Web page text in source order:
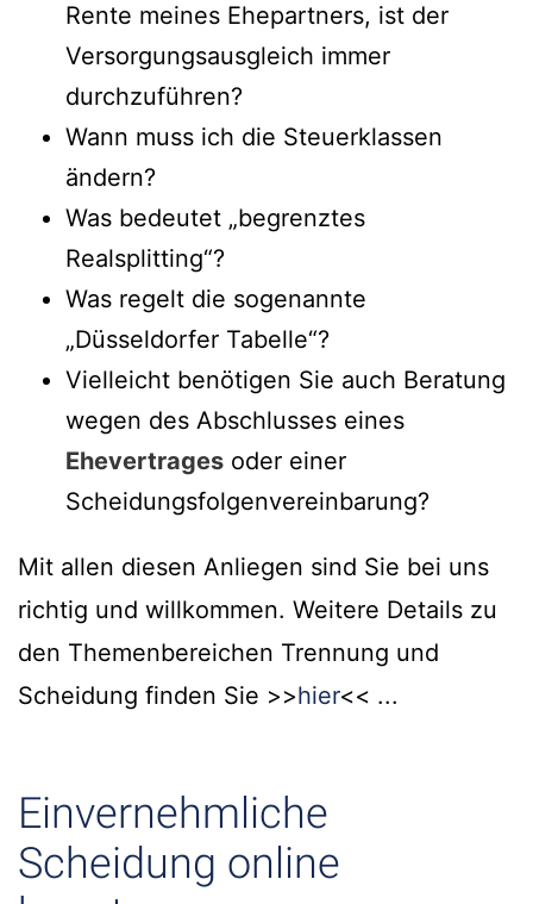
Rente meines Ehepartners, ist der
Versorgungsausgleich immer
durchzuführen?
Wann muss ich die Steuerklassen
ändern?
Was bedeutet „begrenztes
Realsplitting“?
Was regelt die sogenannte
„Düsseldorfer Tabelle“?
Vielleicht benötigen Sie auch Beratung
wegen des Abschlusses eines
Ehevertrages oder einer
Scheidungsfolgenvereinbarung?
Mit allen diesen Anliegen sind Sie bei uns
richtig und willkommen. Weitere Details zu
den Themenbereichen Trennung und
Scheidung finden Sie >>hier<< ...
Einvernehmliche
Scheidung online